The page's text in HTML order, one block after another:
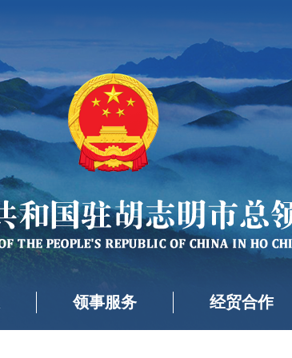
领事服务 经贸合作